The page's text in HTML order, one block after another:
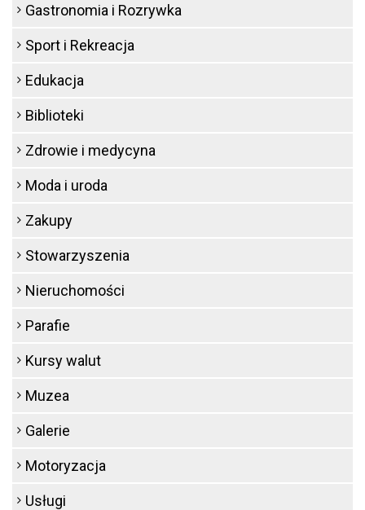
Gastronomia i Rozrywka
Sport i Rekreacja
Edukacja
Biblioteki
Zdrowie i medycyna
Moda i uroda
Zakupy
Stowarzyszenia
Nieruchomości
Parafie
Kursy walut
Muzea
Galerie
Motoryzacja
Usługi